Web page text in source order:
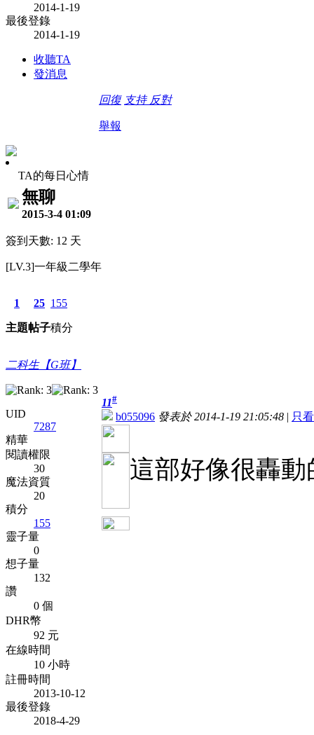
2014-1-19
最後登錄
2014-1-19
收聽TA
發消息
回復 支持 反對
舉報
TA的每日心情
無聊
2015-3-4 01:09
簽到天數: 12 天
[LV.3]一年級二學年
1
主題
25
帖子
155
積分
二科生【G班】
UID
7287
精華
閱讀權限
30
魔法資質
20
積分
155
靈子量
0
想子量
132
讚
0 個
DHR幣
92 元
在線時間
10 小時
註冊時間
2013-10-12
最後登錄
2018-4-29
11#
b055096 發表於 2014-1-19 21:05:48 | 只
這部好像很轟